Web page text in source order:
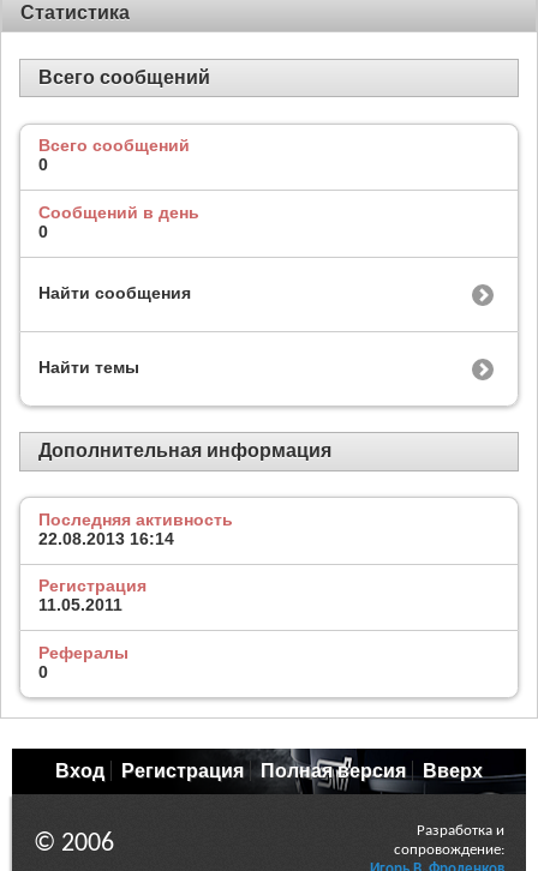
Статистика
Всего сообщений
Всего сообщений
0
Сообщений в день
0
Найти сообщения
Найти темы
Дополнительная информация
Последняя активность
22.08.2013 16:14
Регистрация
11.05.2011
Рефералы
0
Вход Регистрация Полная версия Вверх
© 2006
Разработка и
сопровождение: